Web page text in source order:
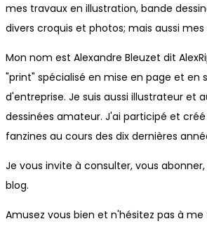
mes travaux en illustration, bande
divers croquis et photos; mais aussi
Mon nom est Alexandre Bleuzet dit
"print" spécialisé en mise en page et en
d'entreprise. Je suis aussi illustrateur et
dessinées amateur. J'ai participé et
fanzines au cours des dix dernières
Je vous invite à consulter, vous
blog.
Amusez vous bien et n'hésitez pas à